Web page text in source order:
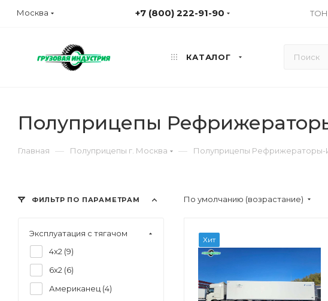
Москва +7 (800) 222-91-90
КАТАЛОГ
Полуприцепы
Главная — Полуприцепы г. Москва — Полуприцепы Рефрижераторы-
По умолчанию (возрастание)
Хит
ФИЛЬТР ПО ПАРАМЕТРАМ
Эксплуатация с тягачом
4x2 (9)
6x2 (6)
Американец (4)